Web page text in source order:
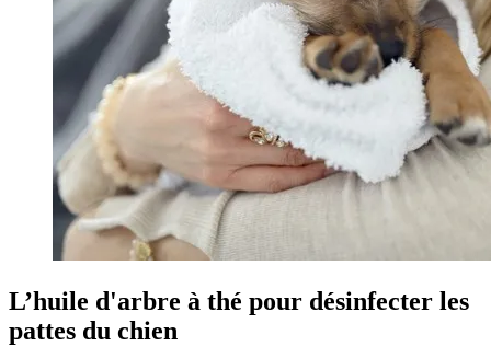
L’huile d'arbre à thé pour désinfecter les
pattes du chien